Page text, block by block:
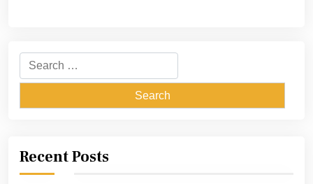
Search
for:
Recent Posts